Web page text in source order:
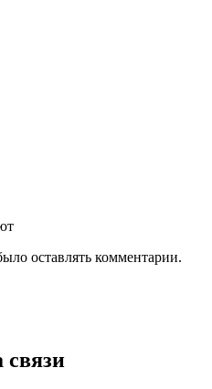
оставлять комментарии.
связи